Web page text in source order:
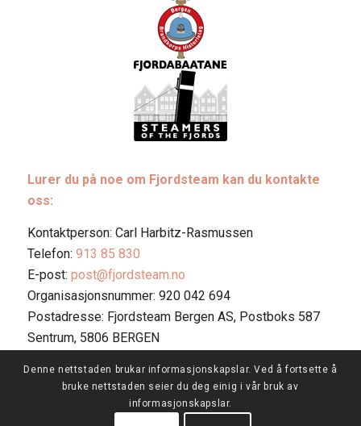
Lurer du på noe om Fjordsteam kan du kontakte
oss:
Kontaktperson: Carl Harbitz-Rasmussen
Telefon: 913 85 830
E-post: post@fjordsteam.no
Organisasjonsnummer: 920 042 694
Postadresse: Fjordsteam Bergen AS, Postboks 587
Sentrum, 5806 BERGEN
Denne nettstaden brukar informasjonskapslar. Ved å fortsette å
bruke nettstaden seier du deg einig i vår bruk av
informasjonskapslar.